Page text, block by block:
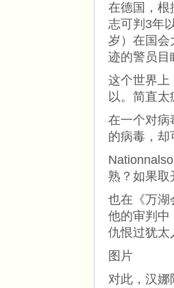
在德国，根
志可判3年
岁）在国会
迹的警员目
这个世界上
以。简直
在一个对病
的病毒，
熟？如果取
也在《万湖
他的审判中
仇恨过犹太
图片
对此，汉娜